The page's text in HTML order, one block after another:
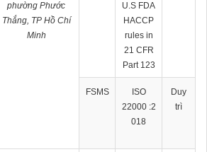
phường Phước
Thắng, TP Hồ Chí
Minh
U.S FDA
HACCP
rules in
21 CFR
Part 123
FSMS
ISO
22000 :2
018
Duy
trì